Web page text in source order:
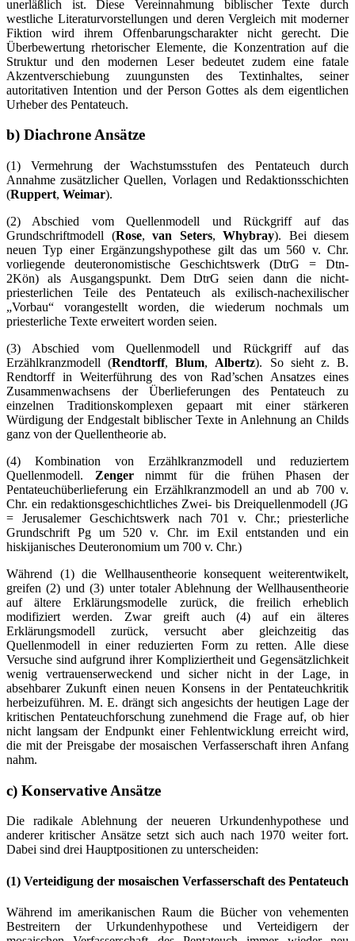
unerläßlich ist. Diese Vereinnahmung biblischer Texte durch
westliche Literaturvorstellungen und deren Vergleich mit moderner
Fiktion wird ihrem Offenbarungscharakter nicht gerecht. Die
Überbewertung rhetorischer Elemente, die Konzentration auf die
Struktur und den modernen Leser bedeutet zudem eine fatale
Akzentverschiebung zuungunsten des Textinhaltes, seiner
autoritativen Intention und der Person Gottes als dem eigentlichen
Urheber des Pentateuch.
b) Diachrone Ansätze
(1) Vermehrung der Wachstumsstufen des Pentateuch durch
Annahme zusätzlicher Quellen, Vorlagen und Redaktionsschichten
(Ruppert, Weimar).
(2) Abschied vom Quellenmodell und Rückgriff auf das
Grundschriftmodell (Rose, van Seters, Whybray). Bei diesem
neuen Typ einer Ergänzungshypothese gilt das um 560 v. Chr.
vorliegende deuteronomistische Geschichtswerk (DtrG = Dtn-
2Kön) als Ausgangspunkt. Dem DtrG seien dann die nicht-
priesterlichen Teile des Pentateuch als exilisch-nachexilischer
„Vorbau“ vorangestellt worden, die wiederum nochmals um
priesterliche Texte erweitert worden seien.
(3) Abschied vom Quellenmodell und Rückgriff auf das
Erzählkranzmodell (Rendtorff,Blum, Albertz). So sieht z. B.
Rendtorff in Weiterführung des von Rad’schen Ansatzes eines
Zusammenwachsens der Überlieferungen des Pentateuch zu
einzelnen Traditionskomplexen gepaart mit einer stärkeren
Würdigung der Endgestalt biblischer Texte in Anlehnung an Childs
ganz von der Quellentheorie ab.
(4) Kombination von Erzählkranzmodell und reduziertem
Quellenmodell. Zengernimmt für die frühen Phasen der
Pentateuchüberlieferung ein Erzählkranzmodell an und ab 700 v.
Chr. ein redaktionsgeschichtliches Zwei- bis Dreiquellenmodell (JG
= Jerusalemer Geschichtswerk nach 701 v. Chr.; priesterliche
Grundschrift Pg um 520 v. Chr. im Exil entstanden und ein
hiskijanisches Deuteronomium um 700 v. Chr.)
Während (1) die Wellhausentheorie konsequent weiterentwikelt,
greifen (2) und (3) unter totaler Ablehnung der Wellhausentheorie
auf ältere Erklärungsmodelle zurück, die freilich erheblich
modifiziert werden. Zwar greift auch (4) auf ein älteres
Erklärungsmodell zurück, versucht aber gleichzeitig das
Quellenmodell in einer reduzierten Form zu retten. Alle diese
Versuche sind aufgrund ihrer Kompliziertheit und Gegensätzlichkeit
wenig vertrauenserweckend und sicher nicht in der Lage, in
absehbarer Zukunft einen neuen Konsens in der Pentateuchkritik
herbeizuführen. M. E. drängt sich angesichts der heutigen Lage der
kritischen Pentateuchforschung zunehmend die Frage auf, ob hier
nicht langsam der Endpunkt einer Fehlentwicklung erreicht wird,
die mit der Preisgabe der mosaischen Verfasserschaft ihren Anfang
nahm.
c) Konservative Ansätze
Die radikale Ablehnung der neueren Urkundenhypothese und
anderer kritischer Ansätze setzt sich auch nach 1970 weiter fort.
Dabei sind drei Hauptpositionen zu unterscheiden:
(1) Verteidigung der mosaischen Verfasserschaft des Pentateuch
Während im amerikanischen Raum die Bücher von vehementen
Bestreitern der Urkundenhypothese und Verteidigern der